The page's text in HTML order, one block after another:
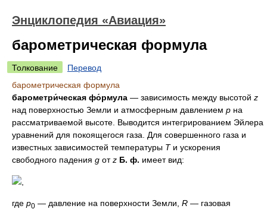
Энциклопедия «Авиация»
барометрическая формула
Толкование
Перевод
барометрическая формула
барометри́ческая фо́рмула — зависимость между высотой z
над поверхностью Земли и атмосферным давлением p на
рассматриваемой высоте. Выводится интегрированием Эйлера
уравнений для покоящегося газа. Для совершенного газа и
известных зависимостей температуры Tи ускорения
свободного падения g отz Б. ф. имеет вид:
где p0 — давление на поверхности Земли, R — газовая